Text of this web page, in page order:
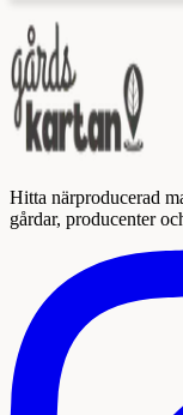
Hitta närproducerad
gårdar, producenter